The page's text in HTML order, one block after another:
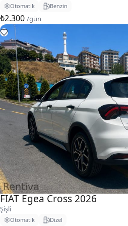
Otomatik Benzin
₺2.300 /gün
FIAT Egea Cross 2026
Şişli
Otomatik Dizel